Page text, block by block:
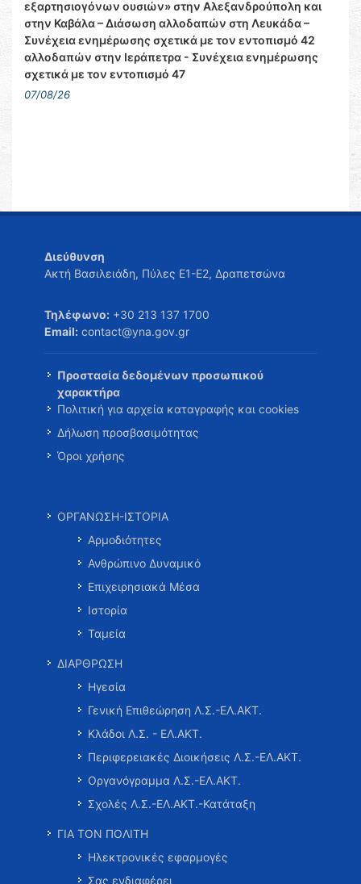
εξαρτησιογόνων ουσιών» στην Αλεξανδρούπολη και
στην Καβάλα – Διάσωση αλλοδαπών στη Λευκάδα –
Συνέχεια ενημέρωσης σχετικά με τον εντοπισμό 42
αλλοδαπών στην Ιεράπετρα - Συνέχεια ενημέρωσης
σχετικά με τον εντοπισμό 47
07/08/26
Διεύθυνση
Ακτή Βασιλειάδη, Πύλες Ε1-Ε2, Δραπετσώνα
Τηλέφωνο: +30 213 137 1700
Email: contact@yna.gov.gr
Προστασία δεδομένων προσωπικού
χαρακτήρα
Πολιτική για αρχεία καταγραφής και cookies
Δήλωση προσβασιμότητας
Όροι χρήσης
ΟΡΓΑΝΩΣΗ-ΙΣΤΟΡΙΑ
Αρμοδιότητες
Ανθρώπινο Δυναμικό
Επιχειρησιακά Μέσα
Ιστορία
Ταμεία
ΔΙΑΡΘΡΩΣΗ
Ηγεσία
Γενική Επιθεώρηση Λ.Σ.-ΕΛ.ΑΚΤ.
Κλάδοι Λ.Σ. - ΕΛ.ΑΚΤ.
Περιφερειακές Διοικήσεις Λ.Σ.-ΕΛ.ΑΚΤ.
Οργανόγραμμα Λ.Σ.-ΕΛ.ΑΚΤ.
Σχολές Λ.Σ.-ΕΛ.ΑΚΤ.-Κατάταξη
ΓΙΑ ΤΟΝ ΠΟΛΙΤΗ
Ηλεκτρονικές εφαρμογές
Σας ενδιαφέρει